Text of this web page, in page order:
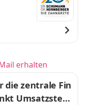
erhalten
die zentrale Fin
Umsatzsteue